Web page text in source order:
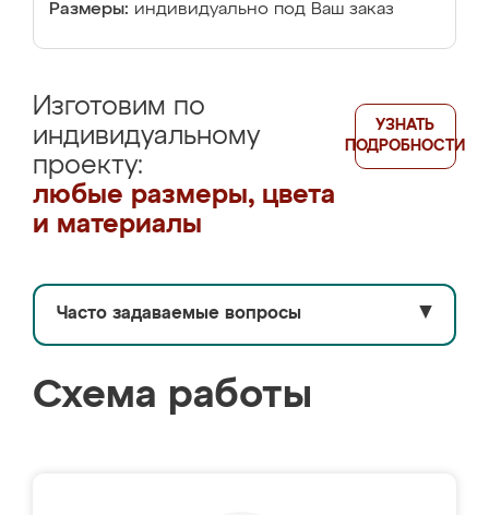
Размеры: индивидуально под Ваш заказ
Изготовим по
индивидуальному
проекту:
любые размеры, цвета
и материалы
УЗНАТЬ
ПОДРОБНОСТИ
Часто задаваемые вопросы ▼
Схема работы